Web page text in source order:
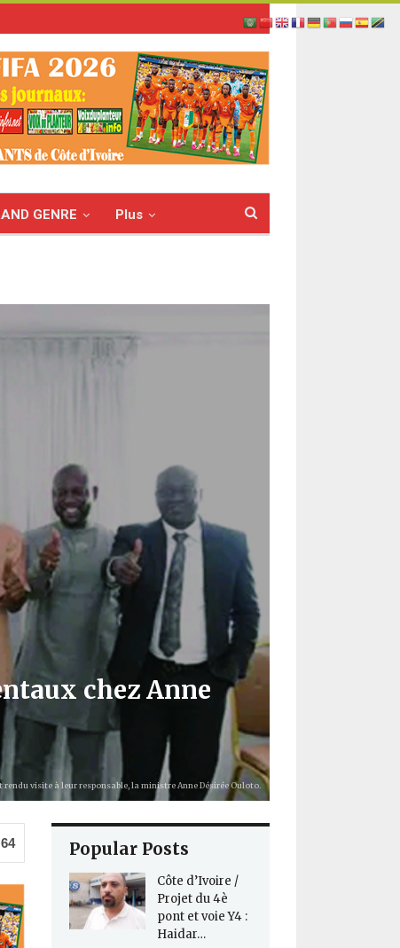
GENRE Plus
chez Anne
visite à leur responsable, la ministre Anne Désirée Ouloto.
64 Popular Posts
Côte d’Ivoire /
Projet du 4è
pont et voie Y4 :
Haidar…